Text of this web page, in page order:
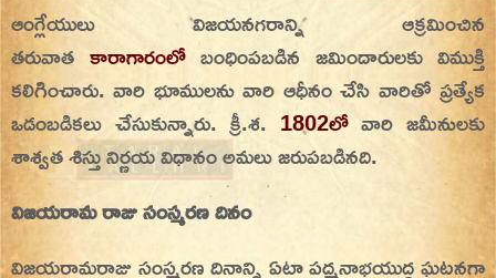
ఆంగ్లేయులు విజయనగరాన్ని ఆక్రమించిన
తరువాత కారాగారంలోబంధింపబడిన జమిందారులకు విముక్తి
కలిగించారు. వారి భూములను వారి ఆధీనం చేసి వారితో ప్రత్యేక
ఒడంబడికలు చేసుకున్నారు. క్రీ.శ. 1802లోవారి జమీనులకు
శాశ్వత శిస్తు నిర్ణయ విధానం అమలు జరుపబడినది.
విజయరామ రాజు సంస్మరణ దినం
విజయరామరాజు సంస్మరణ దినాన్ని ఏటా పద్మనాభయుద్ధ ఘటనగా